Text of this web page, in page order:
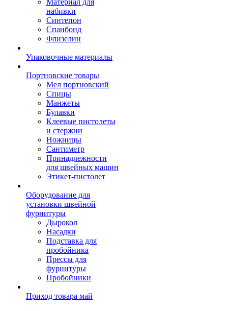
Материал для
набивки
Синтепон
Спанбонд
Флизелин
Упаковочные материалы
Портновские товары
Мел портновский
Спицы
Манжеты
Булавки
Клеевые пистолеты
и стержни
Ножницы
Сантиметр
Принадлежности
для швейных машин
Этикет-пистолет
Оборудование для
установки швейной
фурнитуры
Дырокол
Насадки
Подставка для
пробойника
Прессы для
фурнитуры
Пробойники
Приход товара май